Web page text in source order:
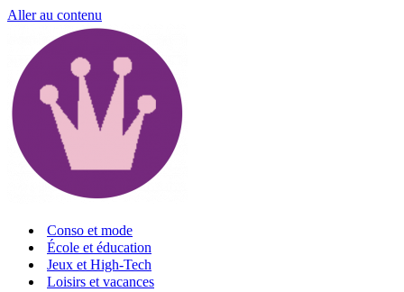
Aller au contenu
Conso et mode
École et éducation
Jeux et High-Tech
Loisirs et vacances